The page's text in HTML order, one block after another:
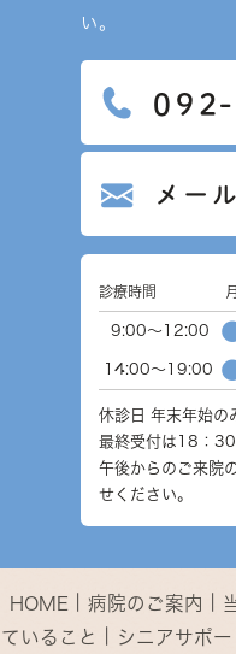
い。
診療時間 月
9:00～12:00
14:00～19:00
休診日 年末年始の
最終受付は18：30
午後からのご来院
せください。
HOME 病院のご案内
ていること
シニアサポー